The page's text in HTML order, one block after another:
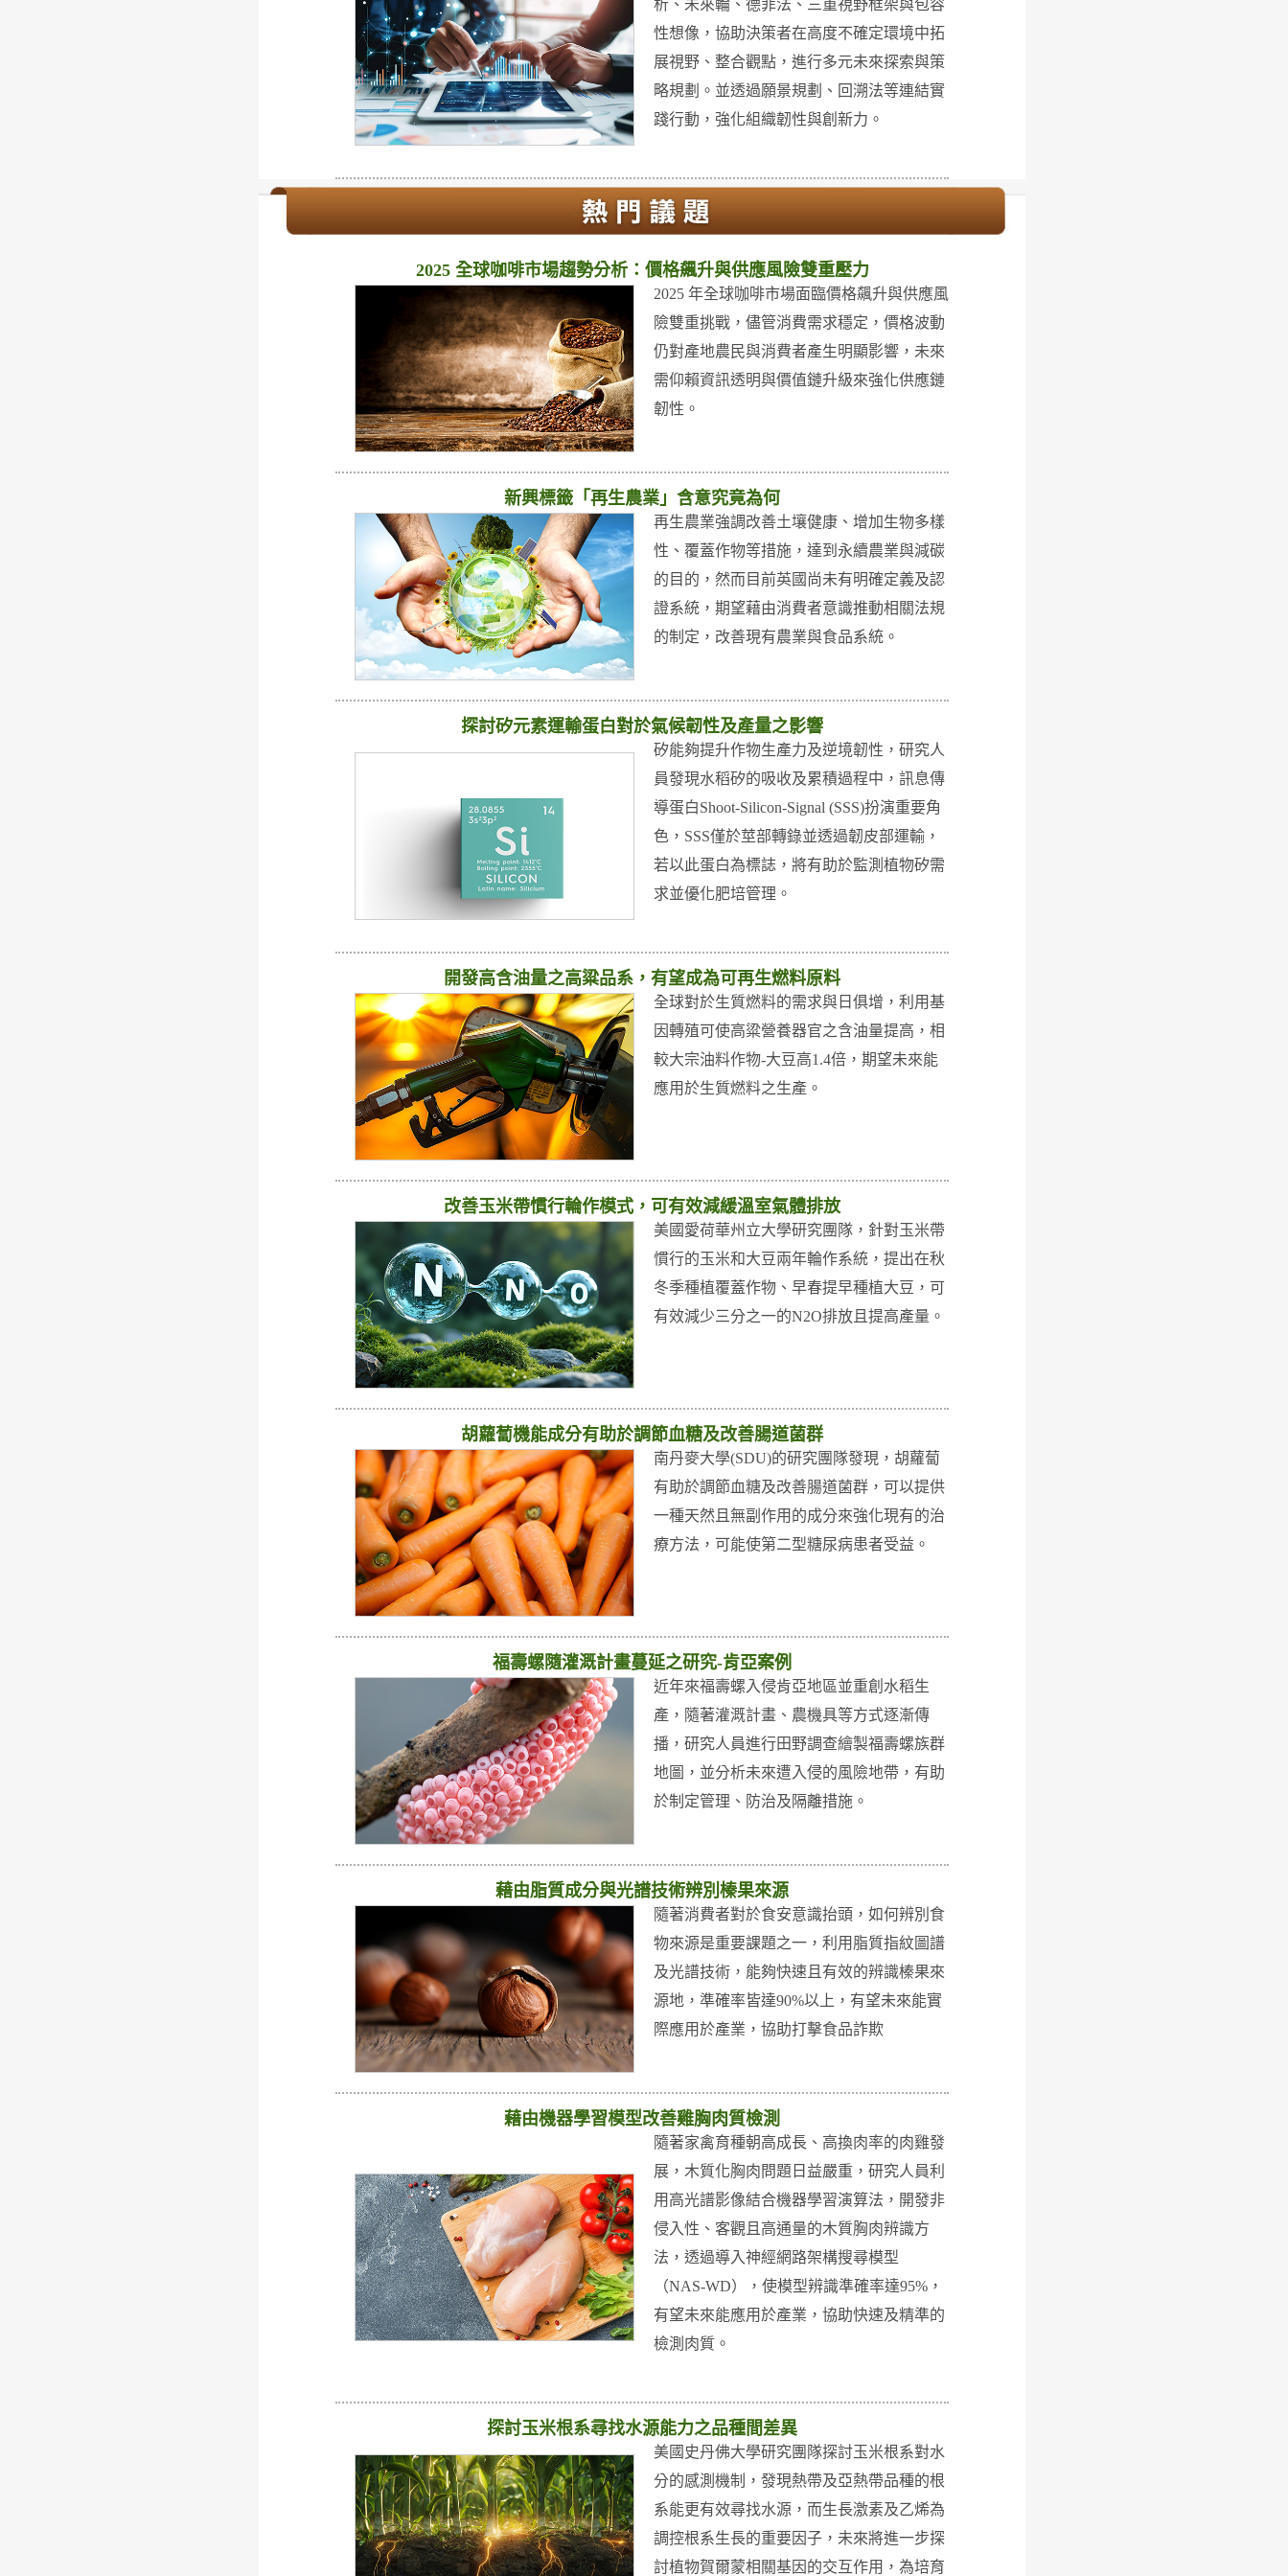
析、未來輪、德菲法、三重視野框架與包容
性想像，協助決策者在高度不確定環境中拓
展視野、整合觀點，進行多元未來探索與策
略規劃。並透過願景規劃、回溯法等連結實
踐行動，強化組織韌性與創新力。
2025 全球咖啡市場趨勢分析：價格飆升與供應風險雙重壓力
2025 年全球咖啡市場面臨價格飆升與供應風
險雙重挑戰，儘管消費需求穩定，價格波動
仍對產地農民與消費者產生明顯影響，未來
需仰賴資訊透明與價值鏈升級來強化供應鏈
韌性。
新興標籤「再生農業」含意究竟為何
再生農業強調改善土壤健康、增加生物多樣
性、覆蓋作物等措施，達到永續農業與減碳
的目的，然而目前英國尚未有明確定義及認
證系統，期望藉由消費者意識推動相關法規
的制定，改善現有農業與食品系統。
探討矽元素運輸蛋白對於氣候韌性及產量之影響
矽能夠提升作物生產力及逆境韌性，研究人
員發現水稻矽的吸收及累積過程中，訊息傳
導蛋白Shoot-Silicon-Signal (SSS)扮演重要角
色，SSS僅於莖部轉錄並透過韌皮部運輸，
若以此蛋白為標誌，將有助於監測植物矽需
求並優化肥培管理。
開發高含油量之高粱品系，有望成為可再生燃料原料
全球對於生質燃料的需求與日俱增，利用基
因轉殖可使高粱營養器官之含油量提高，相
較大宗油料作物-大豆高1.4倍，期望未來能
應用於生質燃料之生產。
改善玉米帶慣行輪作模式，可有效減緩溫室氣體排放
美國愛荷華州立大學研究團隊，針對玉米帶
慣行的玉米和大豆兩年輪作系統，提出在秋
冬季種植覆蓋作物、早春提早種植大豆，可
有效減少三分之一的N2O排放且提高產量。
胡蘿蔔機能成分有助於調節血糖及改善腸道菌群
南丹麥大學(SDU)的研究團隊發現，胡蘿蔔
有助於調節血糖及改善腸道菌群，可以提供
一種天然且無副作用的成分來強化現有的治
療方法，可能使第二型糖尿病患者受益。
福壽螺隨灌溉計畫蔓延之研究-肯亞案例
近年來福壽螺入侵肯亞地區並重創水稻生
產，隨著灌溉計畫、農機具等方式逐漸傳
播，研究人員進行田野調查繪製福壽螺族群
地圖，並分析未來遭入侵的風險地帶，有助
於制定管理、防治及隔離措施。
藉由脂質成分與光譜技術辨別榛果來源
隨著消費者對於食安意識抬頭，如何辨別食
物來源是重要課題之一，利用脂質指紋圖譜
及光譜技術，能夠快速且有效的辨識榛果來
源地，準確率皆達90%以上，有望未來能實
際應用於產業，協助打擊食品詐欺
藉由機器學習模型改善雞胸肉質檢測
隨著家禽育種朝高成長、高換肉率的肉雞發
展，木質化胸肉問題日益嚴重，研究人員利
用高光譜影像結合機器學習演算法，開發非
侵入性、客觀且高通量的木質胸肉辨識方
法，透過導入神經網路架構搜尋模型
（NAS-WD），使模型辨識準確率達95%，
有望未來能應用於產業，協助快速及精準的
檢測肉質。
探討玉米根系尋找水源能力之品種間差異
美國史丹佛大學研究團隊探討玉米根系對水
分的感測機制，發現熱帶及亞熱帶品種的根
系能更有效尋找水源，而生長激素及乙烯為
調控根系生長的重要因子，未來將進一步探
討植物賀爾蒙相關基因的交互作用，為培育